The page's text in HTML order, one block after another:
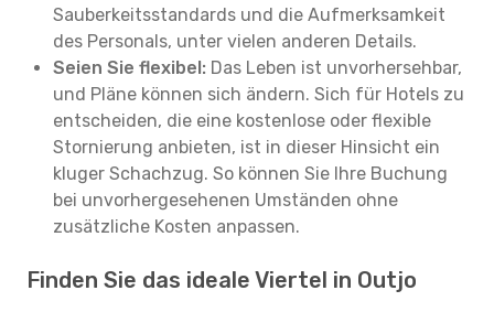
Sauberkeitsstandards und die Aufmerksamkeit
des Personals, unter vielen anderen Details.
Seien Sie flexibel: Das Leben ist unvorhersehbar,
und Pläne können sich ändern. Sich für Hotels zu
entscheiden, die eine kostenlose oder flexible
Stornierung anbieten, ist in dieser Hinsicht ein
kluger Schachzug. So können Sie Ihre Buchung
bei unvorhergesehenen Umständen ohne
zusätzliche Kosten anpassen.
Finden Sie das ideale Viertel in Outjo